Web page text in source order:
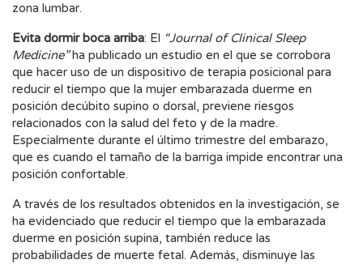
zona lumbar.
Evita dormir boca arriba: El “Journal of Clinical Sleep
Medicine”ha publicado un estudio en el que se corrobora
que hacer uso de un dispositivo de terapia posicional para
reducir el tiempo que la mujer embarazada duerme en
posición decúbito supino o dorsal, previene riesgos
relacionados con la salud del feto y de la madre.
Especialmente durante el último trimestre del embarazo,
que es cuando el tamaño de la barriga impide encontrar una
posición confortable.
A través de los resultados obtenidos en la investigación, se
ha evidenciado que reducir el tiempo que la embarazada
duerme en posición supina, también reduce las
probabilidades de muerte fetal. Además, disminuye las